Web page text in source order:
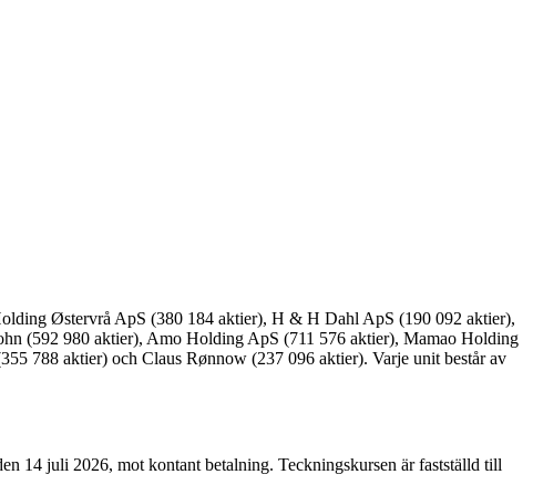
Østervrå ApS (380 184 aktier), H & H Dahl ApS (190 092 aktier),
(592 980 aktier), Amo Holding ApS (711 576 aktier), Mamao Holding
788 aktier) och Claus Rønnow (237 096 aktier). Varje unit består av
14 juli 2026, mot kontant betalning. Teckningskursen är fastställd till